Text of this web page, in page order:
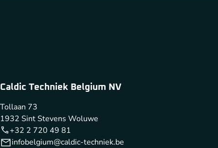
Caldic Techniek Belgium NV
Tollaan 73
1932 Sint Stevens Woluwe
+32 2 720 49 81
infobelgium@caldic-techniek.be